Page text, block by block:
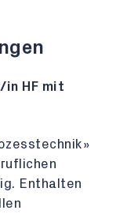
in HF mit
Enthalten